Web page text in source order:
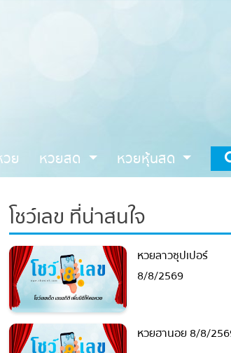
ย หวยสด หวยหุ้นสด
โชว์เลข ที่น่าสนใจ
หวยลาวซุปเปอร์
8/8/2569
หวยฮานอย 8/8/2569